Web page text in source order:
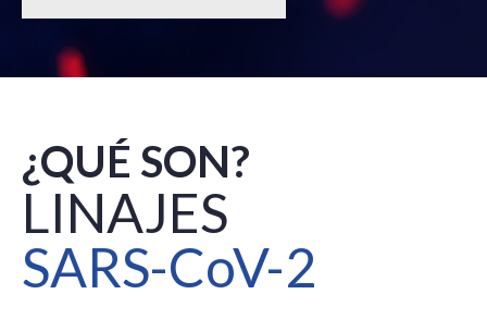
¿QUÉ SON?
LINAJES
SARS-CoV-2